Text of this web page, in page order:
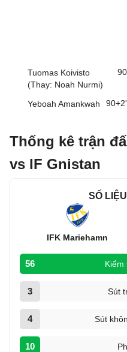
Tuomas Koivisto
(Thay: Noah Nurmi)
90
Yeboah Amankwah 90+2'
Thống kê trận
vs IF Gnistan
SỐ
IFK Mariehamn
56 Kiểm
3 Sút
4 Sút
10